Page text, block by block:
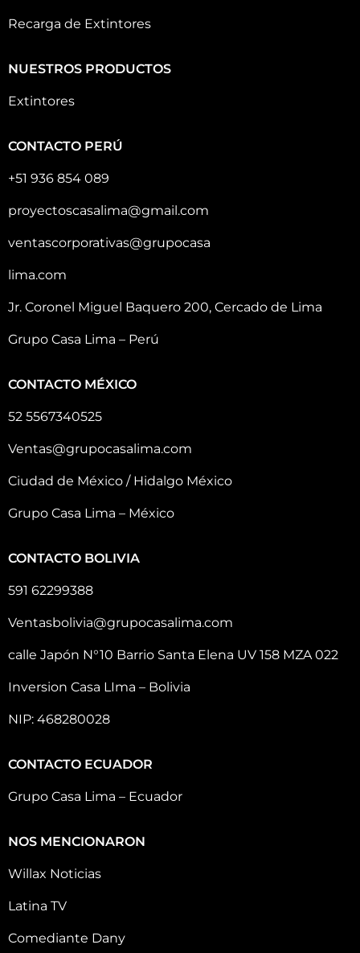
Recarga de Extintores
NUESTROS PRODUCTOS
Extintores
CONTACTO PERÚ
+51 936 854 089
proyectoscasalima@gmail.com
ventascorporativas@grupocasa
lima.com
Jr. Coronel Miguel Baquero 200, Cercado de Lima
Grupo Casa Lima – Perú
CONTACTO MÉXICO
52 5567340525
Ventas@grupocasalima.com
Ciudad de México / Hidalgo México
Grupo Casa Lima – México
CONTACTO BOLIVIA
591 62299388
Ventasbolivia@grupocasalima.com
calle Japón N°10 Barrio Santa Elena UV 158 MZA 022
Inversion Casa LIma – Bolivia
NIP: 468280028
CONTACTO ECUADOR
Grupo Casa Lima – Ecuador
NOS MENCIONARON
Willax Noticias
Latina TV
Comediante Dany